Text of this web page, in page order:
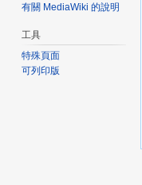
有關 MediaWiki 的說明
工具
特殊頁面
可列印版